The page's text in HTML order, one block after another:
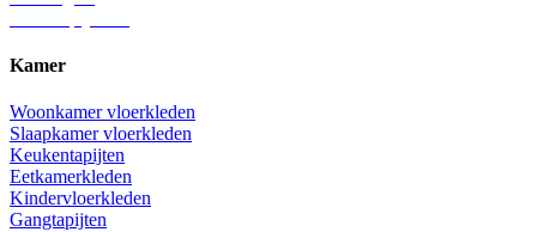
Kamer
Woonkamer vloerkleden
Slaapkamer vloerkleden
Keukentapijten
Eetkamerkleden
Kindervloerkleden
Gangtapijten